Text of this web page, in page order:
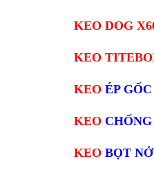
KEO DOG
KEO
KEO ÉP GỐC
KEO
KEO BỌT NỞ